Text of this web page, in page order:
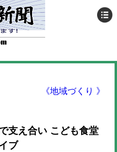
《地域づくり 》
支え合い こども食堂
ブ